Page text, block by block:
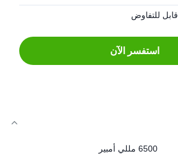
قابل للتفاوض
استفسر الآن
6500 مللي أمبير